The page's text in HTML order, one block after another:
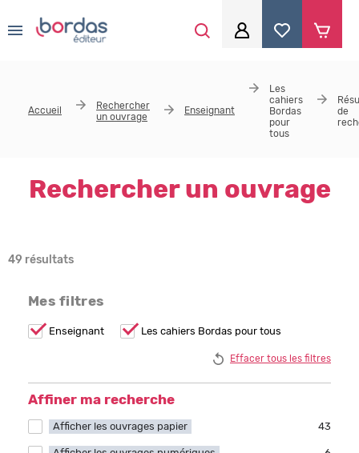
Identifiant
Mot de passe
Se souvenir de moi
Mot de passe ou identifiant oublié
Bénéficiez de tarifs préférentiels
Accueil
Rechercher
un ouvrage
Enseignant
Les
cahiers
Bordas
pour
tous
de
Rechercher un ouvrage
49 résultats
Mes filtres
Remove
Enseignant
Remove
filter
Les cahiers Bordas pour tous
Effacer tous les filtres
Affiner ma recherche
Afficher les ouvrages papier 43
Apply Afficher les ouvrages papier filter